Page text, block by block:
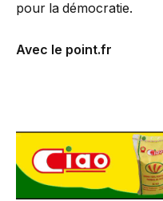
pour la démocratie.
Avec le point.fr